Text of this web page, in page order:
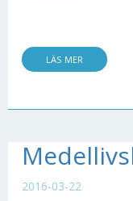
LÄS MER
2016-03-22